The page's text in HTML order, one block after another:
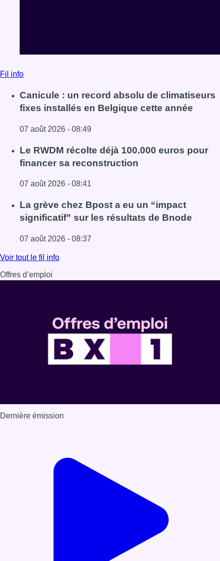
Fil info
Canicule : un record absolu de climatiseurs
fixes installés en Belgique cette année
07 août 2026 - 08:49
Lire l'article Canicule : un record absolu de climatiseurs
Le RWDM récolte déjà 100.000 euros pour
financer sa reconstruction
07 août 2026 - 08:41
Lire l'article Le RWDM récolte déjà 100.000 euros pour
La grève chez Bpost a eu un “impact
significatif” sur les résultats de Bnode
07 août 2026 - 08:37
Lire l'article La grève chez Bpost a eu un “impact
Voir tout le fil info
Offres d’emploi
Dernière émission